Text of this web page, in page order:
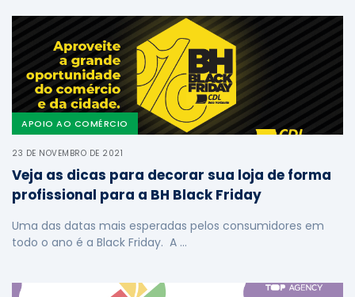
APOIO AO COMÉRCIO
23 DE NOVEMBRO DE 2021
Veja as dicas para decorar sua loja de forma
profissional para a BH Black Friday
Uma das datas mais esperadas pelos consumidores em
todo o ano é a Black Friday. A …